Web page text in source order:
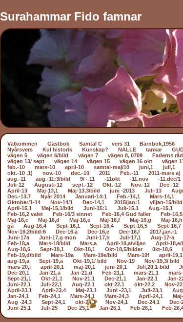
Surahammar Fido famnar
Välkommen Gästbok Samtal C vers 31 Barnbok,1956
Nyårsvers
Kul historik Kunskap? NALLE tankar
vägen 5
vägen 6/bild vägen 7 vägen 8, 0709 Faderns råd
vägen 13/ sept
vägen 14 vägen 15 vägen 16 okt vägen
feb.-10
mars-10 april-10 samtal-maj/10 juni,1 juli,1
okt.-10 ,1)
nov.-10 dec.-10 2011 Feb.-11 2011-mars a)
aug.-11
aug.-11:3/bild 9/ - 11 -11okt -11.nov -11.dec/1
Juli-12
Augusti-12 sept.-12 Okt.-12 Nov.-12 Dec.-12
April-13
Maj-13,1 Maj-13,3/bild juni -2013 Juli-13
Dec.-13,7
Nyår 2014 Januari-14:1 Feb.-14,1 Mars-14,1
Oktober/1-14
Nov-14/1 Dec-14,1 2015/jan:1 viljan-15/bild
April-15,1
Maj-15,1/bild Juni-15:1 Juli-15,1 Aug.-15,1
Feb-16,2 valet
Feb-16/3 sinnet Feb-16,4 Gud faller Feb-16,5
Maj-16,c
Maj-16,d Maj-16,e Maj-16,f Maj-16,g Maj-16,h
gå
Aug-16,4 Sept-16,1 Sept-16,4 Sept-16,5 Sept-16,7
Nov-16,2/bild:6
Dec-16,a Dec-16,e Dec-16,f 2017,jan.-1
Juni-17a
Juni-17,g mon Juni-17,h Juli-17,1 Aug-17-a
Feb-18,a
Mars-18/bild Mars,a April-18,a/viljan April-
Aug-18,6
Sept-18,1 Okt-18,1 Okt-18,5/bilder 0kt-18,6
Feb-19,d/bild
Mars-19a Mars-19e/bild Mars-19f april-19,1
aug-19,a
Sept-19,a Okt-19,1/ bild Nov-19 Nov-19,3/ bild
mars-20,i
april-20,1 maj-20,1 juni-20,1 Juli,20,1-bild
Dec-20,1
Jan-21,a Jan-21,d Feb-21,1 mars-21,1
Sept-21,1
Okt-21,1 Nov-21,1 Dec-21,1 Jan-22,1 Jan-
Juni-22,1
Juli-22,1 Aug-22,1 okt 22,1 okt-22,2 Nov-
April-23,1
April-23,4 Maj-23,1 Juni -23,1 Juli-23,1
Jan-24,1
Feb-24,1 Mars-24,1 Mars-24,3 April-24,1
Aug -24,3
Sept-24,1 okt-24,1 Nov-24,1 Dec-24,1 Dec-
Juni-25,1
Juli-25 Dec-25,1 Jan-26,1 Feb-26,1 Feb-